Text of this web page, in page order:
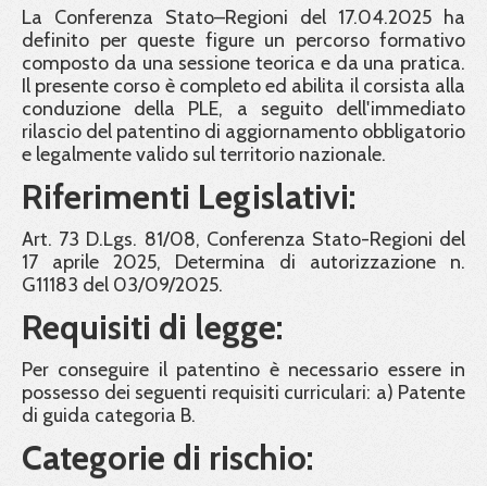
La Conferenza Stato–Regioni del 17.04.2025 ha
definito per queste figure un percorso formativo
composto da una sessione teorica e da una pratica.
Il presente corso è completo ed abilita il corsista alla
conduzione della PLE, a seguito dell'immediato
rilascio del patentino di aggiornamento obbligatorio
e legalmente valido sul territorio nazionale.
Riferimenti Legislativi:
Art. 73 D.Lgs. 81/08, Conferenza Stato-Regioni del
17 aprile 2025, Determina di autorizzazione n.
G11183 del 03/09/2025.
Requisiti di legge:
Per conseguire il patentino è necessario essere in
possesso dei seguenti requisiti curriculari: a) Patente
di guida categoria B.
Categorie di rischio: